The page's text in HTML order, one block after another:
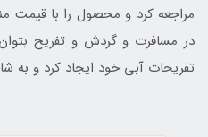
مراجعه کرد و محصول را با قیمت
در مسافرت و گردش و تفریح
تفریحات آبی خود ایجاد کرد و به